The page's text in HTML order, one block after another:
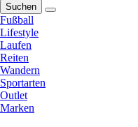
Suchen
Fußball
Lifestyle
Laufen
Reiten
Wandern
Sportarten
Outlet
Marken